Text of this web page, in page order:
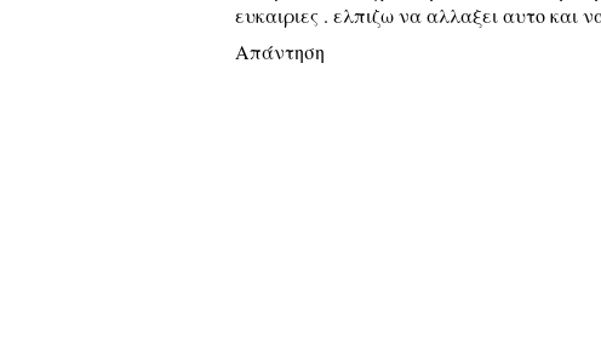
ευκαιριες . ελπιζω να αλλαξει αυτο και
Απάντηση